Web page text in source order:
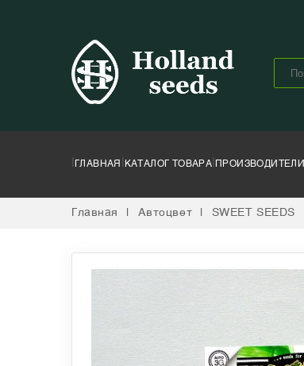
ГЛАВНАЯ КАТАЛОГ ТОВАРА ПРОИЗВОДИТЕЛИ
Главная Автоцвет SWEET SEEDS